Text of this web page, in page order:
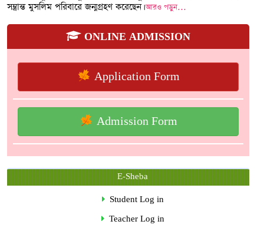
সম্ভ্রান্ত মুসলিম পরিবারে জন্মগ্রহণ করেছেন।আরও পড়ুন…
ONLINE ADMISSION
Application Form
Admission Form
E-Sheba
Student Log in
Teacher Log in